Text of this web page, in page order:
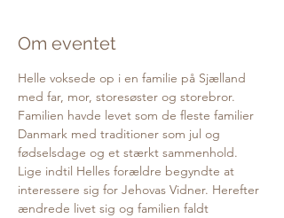
Om eventet
Helle voksede op i en familie på Sjælland
med far, mor, storesøster og storebror.
Familien havde levet som de fleste familier
Danmark med traditioner som jul og
fødselsdage og et stærkt sammenhold.
Lige indtil Helles forældre begyndte at
interessere sig for Jehovas Vidner. Herefter
ændrede livet sig og familien faldt